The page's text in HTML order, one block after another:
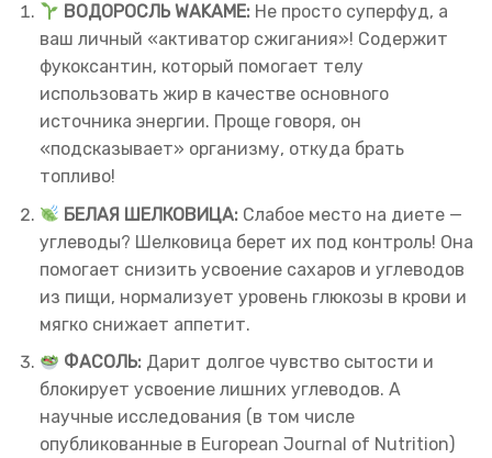
ВОДОРОСЛЬ WAKAME: Не просто суперфуд, а
ваш личный «активатор сжигания»! Содержит
фукоксантин, который помогает телу
использовать жир в качестве основного
источника энергии. Проще говоря, он
«подсказывает» организму, откуда брать
топливо!
БЕЛАЯ ШЕЛКОВИЦА: Слабое место на диете —
углеводы? Шелковица берет их под контроль! Она
помогает снизить усвоение сахаров и углеводов
из пищи, нормализует уровень глюкозы в крови и
мягко снижает аппетит.
ФАСОЛЬ: Дарит долгое чувство сытости и
блокирует усвоение лишних углеводов. А
научные исследования (в том числе
опубликованные в European Journal of Nutrition)